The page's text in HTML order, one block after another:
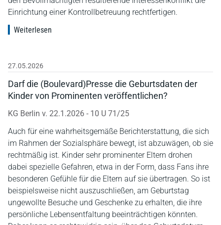
Einrichtung einer Kontrollbetreuung rechtfertigen.
Weiterlesen
27.05.2026
Darf die (Boulevard)Presse die Geburtsdaten der
Kinder von Prominenten veröffentlichen?
KG Berlin v. 22.1.2026 - 10 U 71/25
Auch für eine wahrheitsgemäße Berichterstattung, die sich
im Rahmen der Sozialsphäre bewegt, ist abzuwägen, ob sie
rechtmäßig ist. Kinder sehr prominenter Eltern drohen
dabei spezielle Gefahren, etwa in der Form, dass Fans ihre
besonderen Gefühle für die Eltern auf sie übertragen. So ist
beispielsweise nicht auszuschließen, am Geburtstag
ungewollte Besuche und Geschenke zu erhalten, die ihre
persönliche Lebensentfaltung beeinträchtigen könnten.